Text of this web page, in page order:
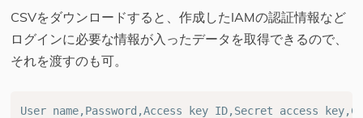
CSVをダウンロードすると、作成したIAMの認証情報など
ログインに必要な情報が入ったデータを取得できるので、
それを渡すのも可。
User name,Password,Access key ID,Secret access